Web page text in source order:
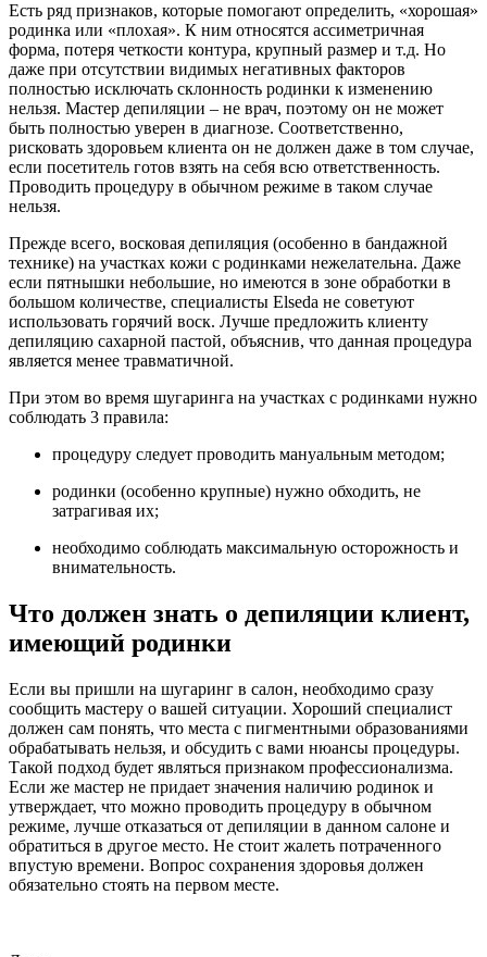
Есть ряд признаков, которые помогают определить, «хорошая»
родинка или «плохая». К ним относятся ассиметричная
форма, потеря четкости контура, крупный размер и т.д. Но
даже при отсутствии видимых негативных факторов
полностью исключать склонность родинки к изменению
нельзя. Мастер депиляции – не врач, поэтому он не может
быть полностью уверен в диагнозе. Соответственно,
рисковать здоровьем клиента он не должен даже в том случае,
если посетитель готов взять на себя всю ответственность.
Проводить процедуру в обычном режиме в таком случае
нельзя.
Прежде всего, восковая депиляция (особенно в бандажной
технике) на участках кожи с родинками нежелательна. Даже
если пятнышки небольшие, но имеются в зоне обработки в
большом количестве, специалисты Elseda не советуют
использовать горячий воск. Лучше предложить клиенту
депиляцию сахарной пастой, объяснив, что данная процедура
является менее травматичной.
При этом во время шугаринга на участках с родинками нужно
соблюдать 3 правила:
процедуру следует проводить мануальным методом;
родинки (особенно крупные) нужно обходить, не
затрагивая их;
необходимо соблюдать максимальную осторожность и
внимательность.
Что должен знать о депиляции клиент,
имеющий родинки
Если вы пришли на шугаринг в салон, необходимо сразу
сообщить мастеру о вашей ситуации. Хороший специалист
должен сам понять, что места с пигментными образованиями
обрабатывать нельзя, и обсудить с вами нюансы процедуры.
Такой подход будет являться признаком профессионализма.
Если же мастер не придает значения наличию родинок и
утверждает, что можно проводить процедуру в обычном
режиме, лучше отказаться от депиляции в данном салоне и
обратиться в другое место. Не стоит жалеть потраченного
впустую времени. Вопрос сохранения здоровья должен
обязательно стоять на первом месте.